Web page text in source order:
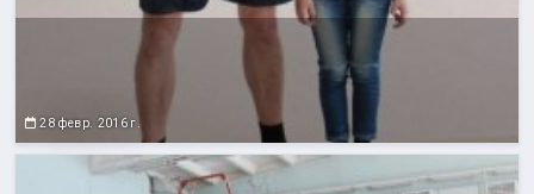
28 февр. 2016 г.